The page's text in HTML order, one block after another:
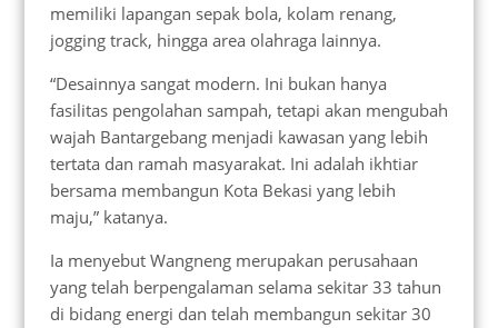
memiliki lapangan sepak bola, kolam renang,
jogging track, hingga area olahraga lainnya.
“Desainnya sangat modern. Ini bukan hanya
fasilitas pengolahan sampah, tetapi akan mengubah
wajah Bantargebang menjadi kawasan yang lebih
tertata dan ramah masyarakat. Ini adalah ikhtiar
bersama membangun Kota Bekasi yang lebih
maju,” katanya.
Ia menyebut Wangneng merupakan perusahaan
yang telah berpengalaman selama sekitar 33 tahun
di bidang energi dan telah membangun sekitar 30